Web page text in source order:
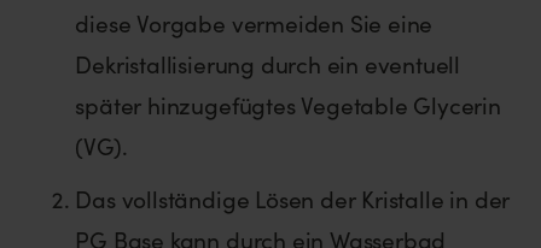
diese Vorgabe vermeiden Sie eine
Dekristallisierung durch ein eventuell
später hinzugefügtes Vegetable Glycerin
(VG).
Das vollständige Lösen der Kristalle in der
PG Base kann durch ein Wasserbad